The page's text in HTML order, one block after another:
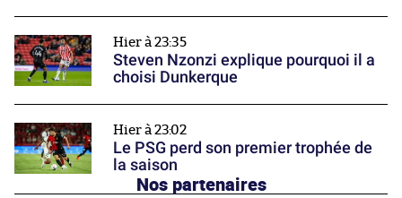
Hier à 23:35
Steven Nzonzi explique pourquoi il a
choisi Dunkerque
Hier à 23:02
Le PSG perd son premier trophée de
la saison
Nos partenaires